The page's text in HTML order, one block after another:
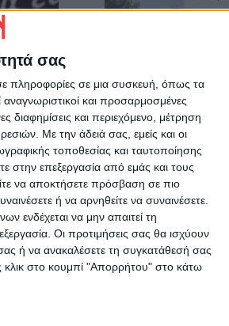
σας
πληροφορίες σε μια συσκευή, όπως τα
και προσαρμοσμένες
διαφημίσεις και περιεχόμενο, μέτρηση
Με την άδειά σας, εμείς και οι
τοποθεσίας και ταυτοποίησης
στην επεξεργασία από εμάς και τους
να αποκτήσετε πρόσβαση σε πιο
ή να αρνηθείτε να συναινέσετε.
ενδέχεται να μην απαιτεί τη
Οι προτιμήσεις σας θα ισχύουν
ή να ανακαλέσετε τη συγκατάθεσή σας
κλικ στο κουμπί "Απορρήτου" στο κάτω
6
6
5